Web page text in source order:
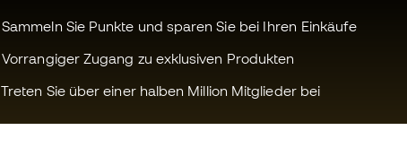
Sammeln Sie Punkte und sparen Sie bei Ihren Einkäufe
Vorrangiger Zugang zu exklusiven Produkten
Treten Sie über einer halben Million Mitglieder bei